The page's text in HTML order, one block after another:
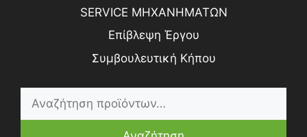
SERVICE ΜΗΧΑΝΗΜΑΤΩΝ
Επίβλεψη Έργου
Συμβουλευτική Κήπου